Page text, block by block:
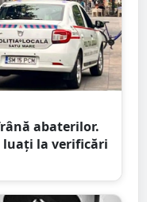
abaterilor.
luați la verificări